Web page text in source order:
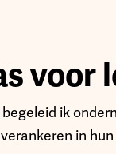
voor
ik
in